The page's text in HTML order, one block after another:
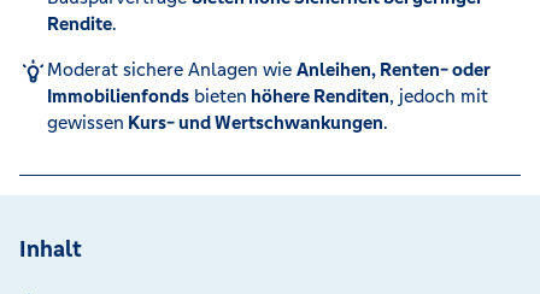
Rendite.
Moderat sichere Anlagen wie Anleihen, Renten- oder
Immobilienfondsbieten höhere Renditen, jedoch mit
gewissen Kurs- und Wertschwankungen.
Inhalt